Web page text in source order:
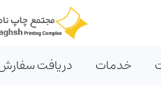
خدمات دریافت